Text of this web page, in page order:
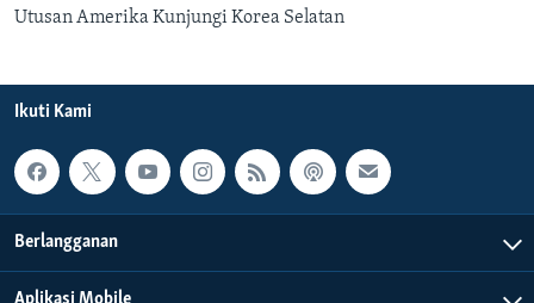
Utusan Amerika Kunjungi Korea Selatan
Ikuti Kami
Berlangganan